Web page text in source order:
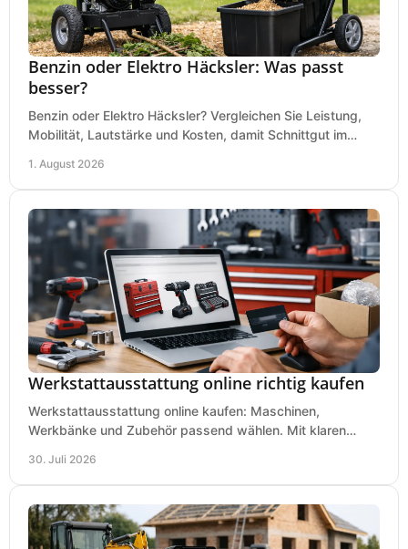
Benzin oder Elektro Häcksler: Was passt
besser?
Benzin oder Elektro Häcksler? Vergleichen Sie Leistung,
Mobilität, Lautstärke und Kosten, damit Schnittgut im
1. August 2026
Werkstattausstattung online richtig kaufen
Werkstattausstattung online kaufen: Maschinen,
Werkbänke und Zubehör passend wählen. Mit klaren
30. Juli 2026